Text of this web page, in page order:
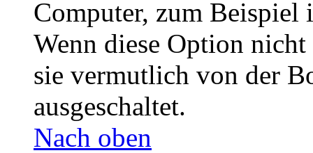
Computer, zum Beispiel
Wenn diese Option
sie vermutlich von der
ausgeschaltet.
Nach oben